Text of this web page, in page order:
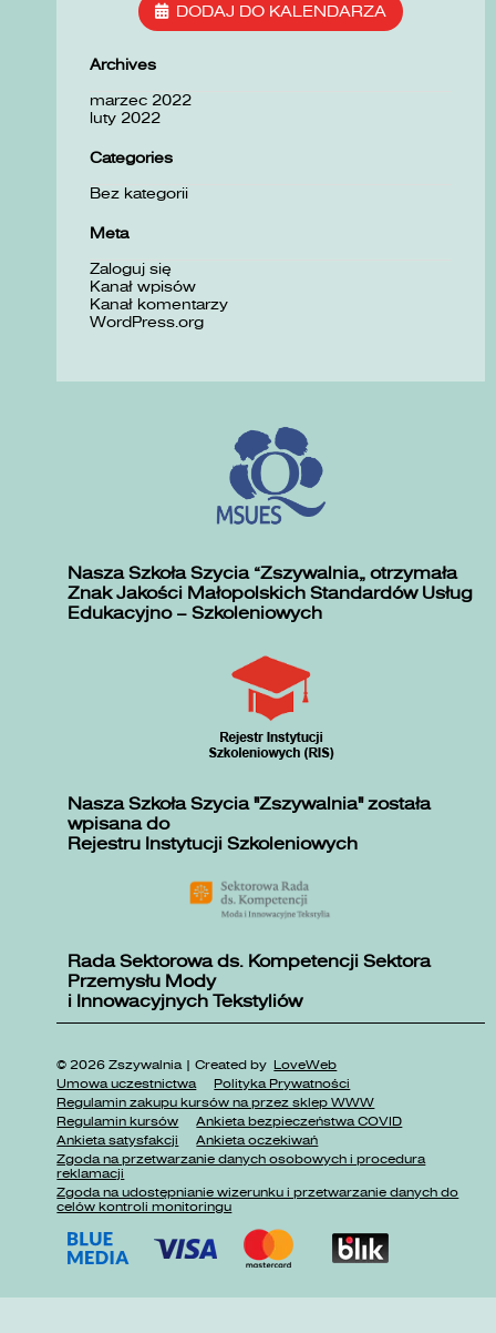
DODAJ DO KALENDARZA
Archives
marzec 2022
luty 2022
Categories
Bez kategorii
Meta
Zaloguj się
Kanał wpisów
Kanał komentarzy
WordPress.org
Nasza Szkoła Szycia „Zszywalnia” otrzymała
Znak Jakości Małopolskich Standardów Usług
Edukacyjno – Szkoleniowych
Nasza Szkoła Szycia "Zszywalnia" została
wpisana do
Rejestru Instytucji Szkoleniowych
Rada Sektorowa ds. Kompetencji Sektora
Przemysłu Mody
i Innowacyjnych Tekstyliów
© 2026 Zszywalnia | Created by LoveWeb
Umowa uczestnictwa
Polityka Prywatności
Regulamin zakupu kursów na przez sklep WWW
Regulamin kursów
Ankieta bezpieczeństwa COVID
Ankieta satysfakcji
Ankieta oczekiwań
Zgoda na przetwarzanie danych osobowych i procedura
reklamacji
Zgoda na udostępnianie wizerunku i przetwarzanie danych do
celów kontroli monitoringu